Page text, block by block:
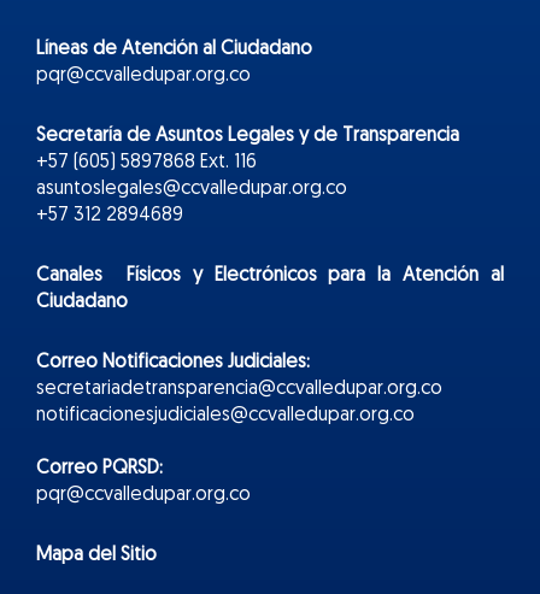
Líneas de Atención al Ciudadano
pqr@ccvalledupar.org.co
Secretaría de Asuntos Legales y de Transparencia
+57 (605) 5897868 Ext. 116
asuntoslegales@ccvalledupar.org.co
+57 312 2894689
Canales Físicos yElectrónicospara la Atención al
Ciudadano
Correo Notificaciones Judiciales:
secretariadetransparencia@ccvalledupar.org.co
notificacionesjudiciales@ccvalledupar.org.co
Correo PQRSD:
pqr@ccvalledupar.org.co
Mapa del Sitio